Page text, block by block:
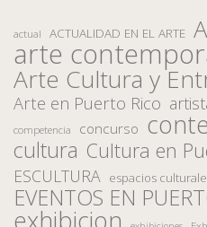
actual ACTUALIDAD EN EL ARTE
arte
Arte Cultura y
Arte en Puerto Rico
competencia concurso
cultura Cultura en
ESCULTURA espacios
EVENTOS EN
exhibicion